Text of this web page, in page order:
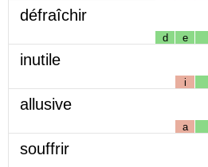
défraîchir
d e
inutile
i
allusive
a
souffrir